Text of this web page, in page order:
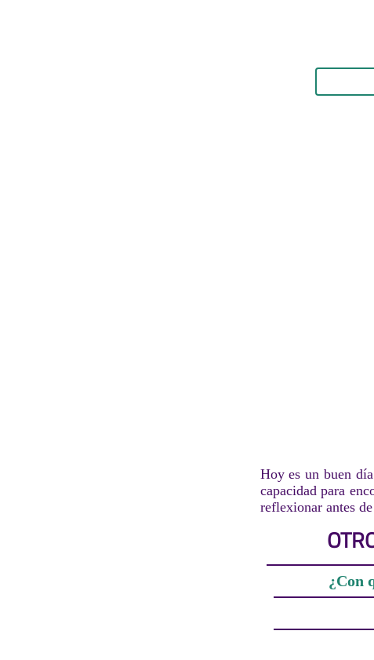
Hoy es un buen
capacidad para
reflexionar antes
¿Con